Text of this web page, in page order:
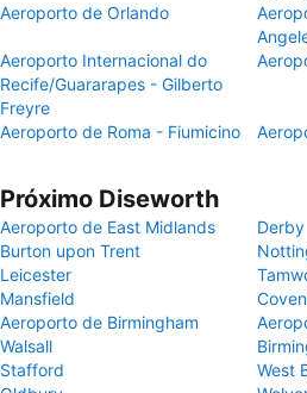
Aeroporto de Orlando
Aeroporto Internacional do
Recife/Guararapes - Gilberto
Freyre
Aeroporto de Roma - Fiumicino
Próximo Diseworth
Aeroporto de East Midlands
Derby
Burton upon Trent
Leicester
Mansfield
Aeroporto de Birmingham
Walsall
Stafford
West